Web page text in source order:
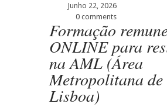
Junho 22, 2026
0 comments
Formação
ONLINE para
na AML (Área
Metropolitana de
Lisboa)